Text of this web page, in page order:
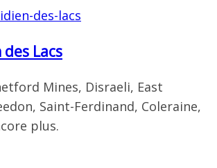
Lacs
Mines, Disraeli, East
Saint-Ferdinand, Coleraine,
plus.